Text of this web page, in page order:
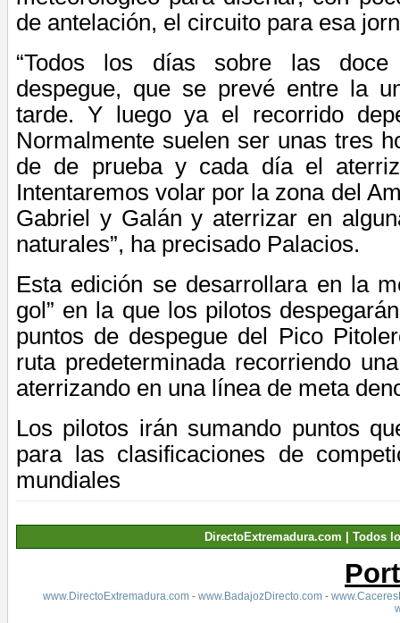
de antelación, el circuito para esa
“Todos los días sobre las doce
despegue, que se prevé entre la
tarde. Y luego ya el recorrido
Normalmente suelen ser unas tres
de de prueba y cada día el
Intentaremos volar por la zona del
Gabriel y Galán y aterrizar en
naturales”, ha precisado Palacios.
Esta edición se desarrollara en la
gol” en la que los pilotos
puntos de despegue del Pico
ruta predeterminada recorriendo
aterrizando en una línea de meta
Los pilotos irán sumando puntos
para las clasificaciones de
mundiales
DirectoExtremadura.com | Todos
www.DirectoExtremadura.com- www.BadajozDirecto.com-